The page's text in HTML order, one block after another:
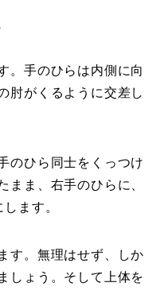
。手のひらは内側に向
肘がくるように交差し
のひら同士をくっつけ
まま、右手のひらに、
ます。
す。無理はせず、しか
しょう。そして上体を